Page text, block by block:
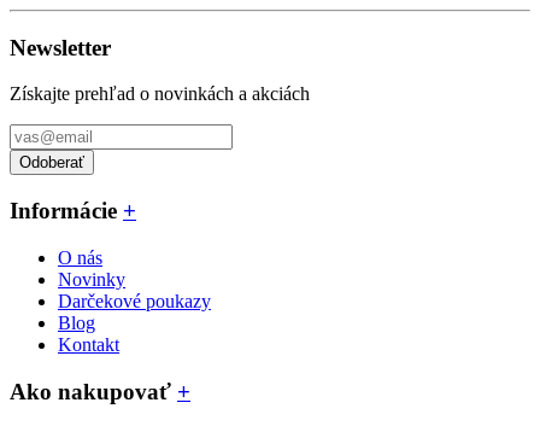
Newsletter
Získajte prehľad o novinkách a akciách
Odoberať
Informácie +
O nás
Novinky
Darčekové poukazy
Blog
Kontakt
Ako nakupovať +